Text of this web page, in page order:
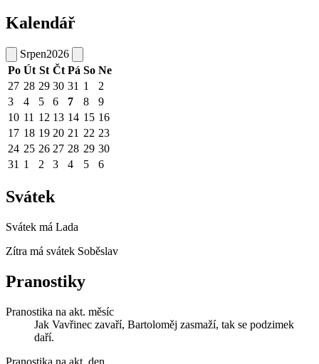
Kalendář
Srpen2026
Po Út St Čt Pá So Ne
27 28 29 30 31 1
2
3
4 5 6 7 8
9
10 11 12 13 14 15 16
17 18 19 20 21 22 23
24 25 26 27 28 29 30
31 1 2 3 4 5 6
Svátek
Svátek má Lada
Zítra má svátek Soběslav
Pranostiky
Pranostika na akt. měsíc
Jak Vavřinec zavaří, Bartoloměj zasmaží, tak se podzimek
daří.
Pranostika na akt. den